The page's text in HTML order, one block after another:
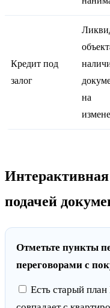
Кредит под
залог
на
подачей
Отметьте пункты
переговорами с
Есть старый